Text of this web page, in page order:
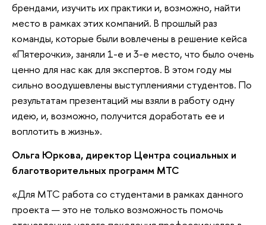
брендами, изучить их практики и, возможно, найти
место в рамках этих компаний. В прошлый раз
команды, которые были вовлечены в решение кейса
«Пятерочки», заняли 1-е и 3-е место, что было очень
ценно для нас как для экспертов. В этом году мы
сильно воодушевлены выступлениями студентов. По
результатам презентаций мы взяли в работу одну
идею, и, возможно, получится доработать ее и
воплотить в жизнь».
Ольга Юркова, директор Центра социальных и
благотворительных программ МТС
«Для МТС работа со студентами в рамках данного
проекта — это не только возможность помочь